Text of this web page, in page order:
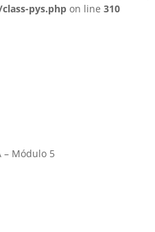
pys.php on line 310
– Módulo 5